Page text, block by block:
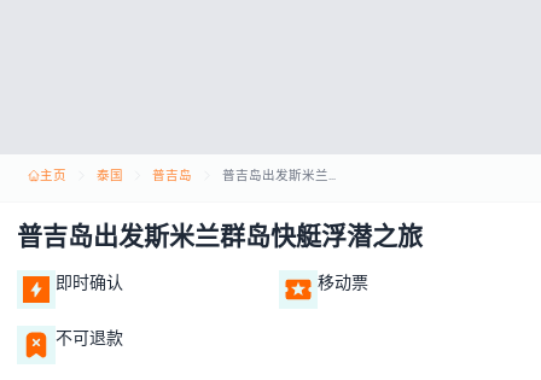
主页 泰国 普吉岛 普吉岛出发斯米兰群岛快艇浮潜之旅
普吉岛出发斯米兰群岛快艇浮潜之旅
即时确认 移动票
不可退款